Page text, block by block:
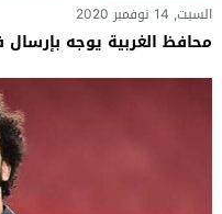
السبت, 14 نوفمبر 2020
محافظ الغربية يوجه